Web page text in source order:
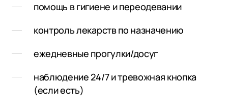
помощь в гигиене и переодевании
контроль лекарств по назначению
ежедневные прогулки/досуг
наблюдение 24/7 и тревожная кнопка
(если есть)